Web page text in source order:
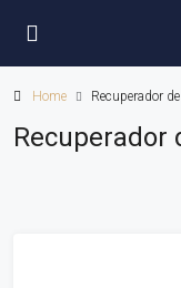
Home Recuperador
Recuperador